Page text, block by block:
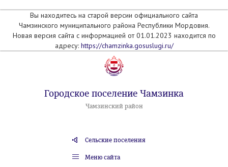
Вы находитесь на старой версии официального сайта
Чамзинского муниципального района Республики Мордовия.
Новая версия сайта с информацией от 01.01.2023 находится по
адресу: https://chamzinka.gosuslugi.ru/
Городское поселение Чамзинка
Чамзинский район
Сельские поселения
Меню сайта